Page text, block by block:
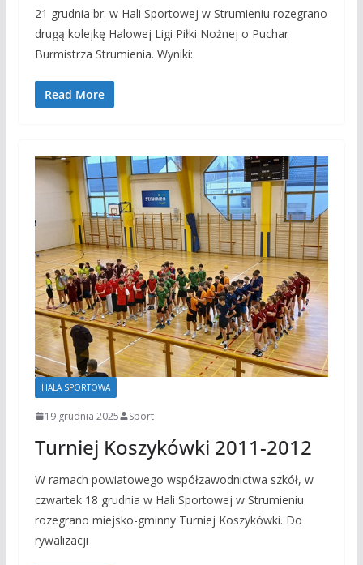
21 grudnia br. w Hali Sportowej w Strumieniu rozegrano
drugą kolejkę Halowej Ligi Piłki Nożnej o Puchar
Burmistrza Strumienia. Wyniki:
Read More
HALA SPORTOWA
19 grudnia 2025 Sport
Turniej Koszykówki 2011-2012
W ramach powiatowego współzawodnictwa szkół, w
czwartek 18 grudnia w Hali Sportowej w Strumieniu
rozegrano miejsko-gminny Turniej Koszykówki. Do
rywalizacji